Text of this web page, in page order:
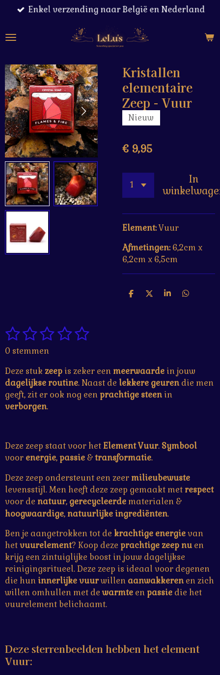
naar
Enkel verzending naar België en Nederland
Kristallen
elementaire
Zeep - Vuur
Nieuw
€ 9,95
In
Element:Vuur
Afmetingen:6,2cm x
6,2cm x 6,5cm
D
D
S
D
R
a
t
i
n
g
:
e
r
r
e
1
s
t
e
r
2
s
t
e
r
r
n
3
s
t
e
r
r
n
4
t
e
r
n
5
t
e
r
n
S
m
e
n
0 stemmen
Deze stuk zeep is zeker een meerwaarde in jouw
dagelijkse routine. Naast de lekkere geurendie men
geeft, zit er ook nog eenprachtige steenin
verborgen.
Deze zeep staat voor hetElement Vuur. Symbool
voor energie,passie &transformatie.
Deze zeep ondersteunt een zeer milieubewuste
levensstijl. Men heeft deze zeep gemaakt met respect
voor de natuur, gerecycleerde materialen &
hoogwaardige, natuurlijke ingrediënten.
Ben je aangetrokken tot de krachtige energievan
hetvuurelement? Koop deze prachtige zeep nu en
krijg een zintuiglijke boost in jouw dagelijkse
reinigingsritueel. Deze zeep is ideaal voor degenen
die hun innerlijke vuurwillen aanwakkerenen zich
willen omhullen met dewarmte enpassie die het
vuurelement belichaamt.
Deze sterrenbeelden hebben het element
Vuur: